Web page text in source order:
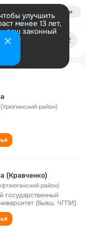
Войти
улучшить
менее 13 лет,
ваш законный
район)
(Кравченко)
район)
государственный
(бывш. ЧГПИ)